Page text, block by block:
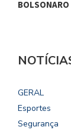
GERAL
Esportes
Segurança